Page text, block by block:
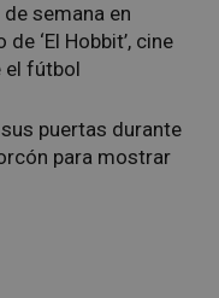
semana en
‘El Hobbit’, cine
el fútbol
sus puertas durante
para mostrar
Google